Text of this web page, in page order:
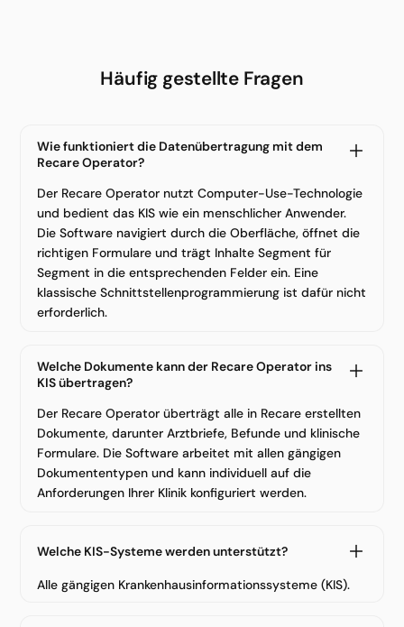
Häufig gestellte Fragen
Wie funktioniert die Datenübertragung mit dem
Recare Operator?
Der Recare Operator nutzt Computer-Use-Technologie
und bedient das KIS wie ein menschlicher Anwender.
Die Software navigiert durch die Oberfläche, öffnet die
richtigen Formulare und trägt Inhalte Segment für
Segment in die entsprechenden Felder ein. Eine
klassische Schnittstellenprogrammierung ist dafür nicht
erforderlich.
Welche Dokumente kann der Recare Operator ins
KIS übertragen?
Der Recare Operator überträgt alle in Recare erstellten
Dokumente, darunter Arztbriefe, Befunde und klinische
Formulare. Die Software arbeitet mit allen gängigen
Dokumententypen und kann individuell auf die
Anforderungen Ihrer Klinik konfiguriert werden.
Welche KIS-Systeme werden unterstützt?
Alle gängigen Krankenhausinformationssysteme (KIS).